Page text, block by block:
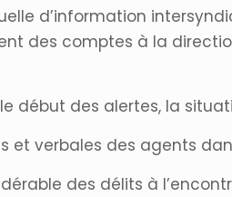
d’information
des comptes à la
début des alertes, la
et verbales des agents
des délits à